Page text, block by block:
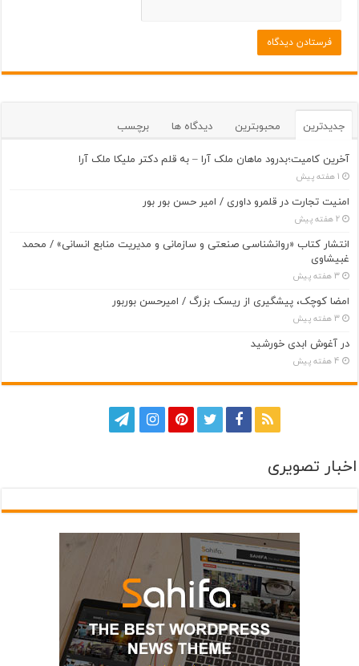
جدیدترین محبوبترین دیدگاه ها برچسب
آخرین کامیت؛بدرود ماهان ملک آرا – به قلم دکتر ملیکا ملک آرا
1 هفته پیش
امنیت تجارت در قلمرو داوری / امیر حسن بور بور
2 هفته پیش
انتشار کتاب «روانشناسی صنعتی و سازمانی و مدیریت منابع انسانی» / محمد
غبیشاوی
3 هفته پیش
امضا کوچک، پیشگیری از ریسک بزرگ / امیرحسن بوربور
3 هفته پیش
در آغوش ابدی خورشید
4 هفته پیش
اخبار تصویری